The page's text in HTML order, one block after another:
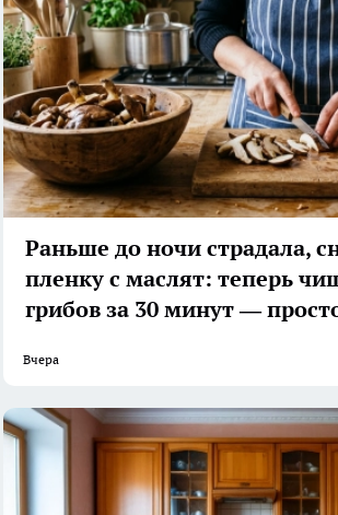
Раньше до ночи страдала,
пленку с маслят: теперь
грибов за 30 минут —
Вчера